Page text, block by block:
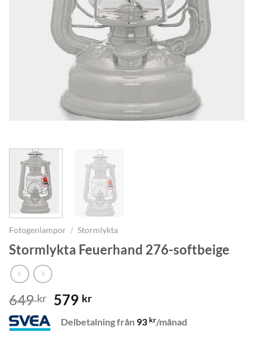
Fotogenlampor / Stormlykta
Stormlykta Feuerhand 276-softbeige
649kr Det
priset
579 krDet
nuvarande
priset
Delbetalning från 93 kr/månad